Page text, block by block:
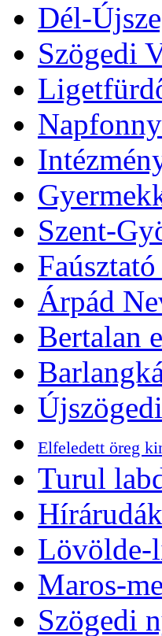
Dél-
Szögedi
Szent-
Árpád
Bertalan
Elfeledett öreg
Turul
Hírárudák
Lövölde-
Maros-
Szögedi